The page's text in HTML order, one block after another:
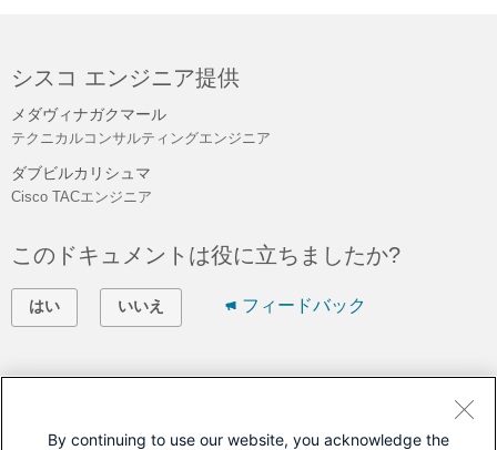
シスコ エンジニア提供
メダヴィナガクマール
テクニカルコンサルティングエンジニア
ダブビルカリシュマ
Cisco TACエンジニア
このドキュメントは役に立ちましたか?
はい いいえ フィードバック
サポート ケースをオープン
By continuing to use our website, you acknowledge the